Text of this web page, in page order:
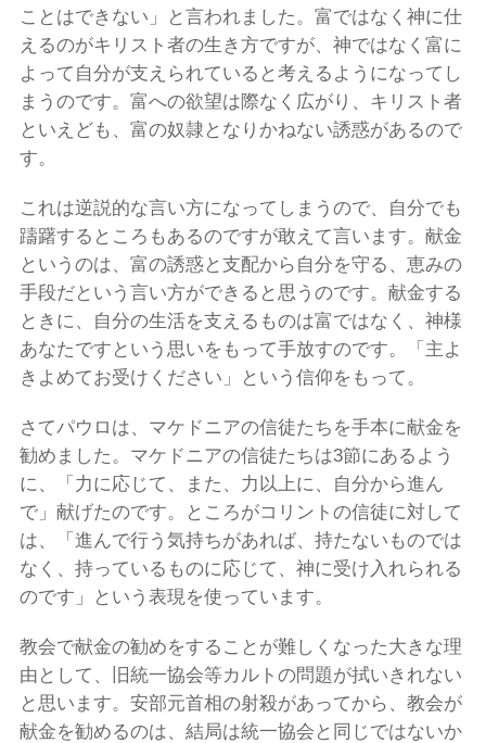
ことはできない」と言われました。富ではなく神に仕
えるのがキリスト者の生き方ですが、神ではなく富に
よって自分が支えられていると考えるようになってし
まうのです。富への欲望は際なく広がり、キリスト者
といえども、富の奴隷となりかねない誘惑があるので
す。
これは逆説的な言い方になってしまうので、自分でも
躊躇するところもあるのですが敢えて言います。献金
というのは、富の誘惑と支配から自分を守る、恵みの
手段だという言い方ができると思うのです。献金する
ときに、自分の生活を支えるものは富ではなく、神様
あなたですという思いをもって手放すのです。「主よ
きよめてお受けください」という信仰をもって。
さてパウロは、マケドニアの信徒たちを手本に献金を
勧めました。マケドニアの信徒たちは3節にあるよう
に、「力に応じて、また、力以上に、自分から進ん
で」献げたのです。ところがコリントの信徒に対して
は、「進んで行う気持ちがあれば、持たないものでは
なく、持っているものに応じて、神に受け入れられる
のです」という表現を使っています。
教会で献金の勧めをすることが難しくなった大きな理
由として、旧統一協会等カルトの問題が拭いきれない
と思います。安部元首相の射殺があってから、教会が
献金を勧めるのは、結局は統一協会と同じではないか